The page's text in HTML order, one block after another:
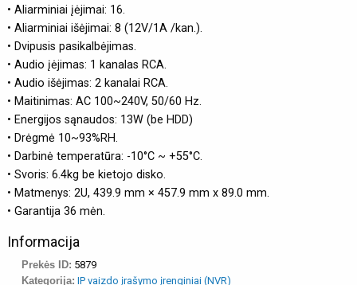
• Aliarminiai įėjimai: 16.
• Aliarminiai išėjimai: 8 (12V/1A /kan.).
• Dvipusis pasikalbėjimas.
• Audio įėjimas: 1 kanalas RCA.
• Audio išėjimas: 2 kanalai RCA.
• Maitinimas: AC 100~240V, 50/60 Hz.
• Energijos sąnaudos: 13W (be HDD)
• Drėgmė 10~93%RH.
• Darbinė temperatūra: -10°C ~ +55°C.
• Svoris: 6.4kg be kietojo disko.
• Matmenys: 2U, 439.9 mm × 457.9 mm x 89.0 mm.
• Garantija 36 mėn.
Informacija
Prekės ID: 5879
Kategorija: IP vaizdo įrašymo įrenginiai (NVR)